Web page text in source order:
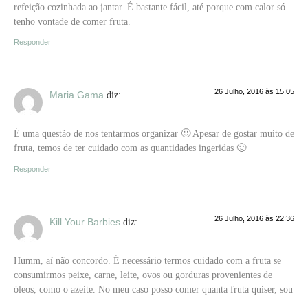
refeição cozinhada ao jantar. É bastante fácil, até porque com calor só
tenho vontade de comer fruta.
Responder
Maria Gama diz: 26 Julho, 2016 às 15:05
É uma questão de nos tentarmos organizar 🙂 Apesar de gostar muito de
fruta, temos de ter cuidado com as quantidades ingeridas 🙂
Responder
Kill Your Barbies diz: 26 Julho, 2016 às 22:36
Humm, aí não concordo. É necessário termos cuidado com a fruta se
consumirmos peixe, carne, leite, ovos ou gorduras provenientes de
óleos, como o azeite. No meu caso posso comer quanta fruta quiser, sou